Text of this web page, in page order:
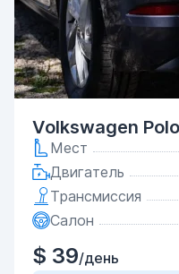
Volkswagen
Мест
Двигатель
Трансмиссия
Салон
$ 39/день